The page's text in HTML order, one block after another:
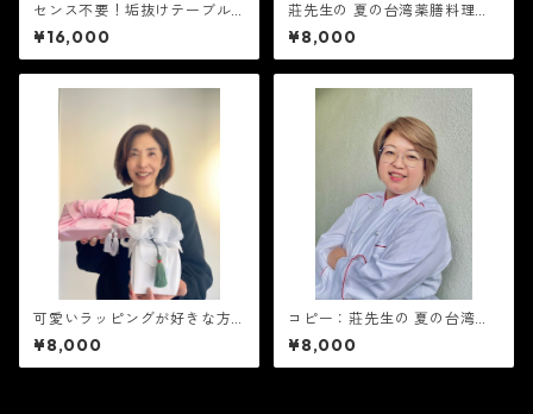
センス不要！垢抜けテーブル
術
¥16,000
莊先生の 夏の台湾薬膳料理教
室 8月29日(土)午前の部10
時〜
¥8,000
可愛いラッピングが好きな方
へ♥ 韓国ポジャギアートレッ
スン8月22日（土） 10時から
¥8,000
コピー：莊先生の 夏の台湾薬
膳料理教室 8月29日(土)午後の
部14時〜
¥8,000